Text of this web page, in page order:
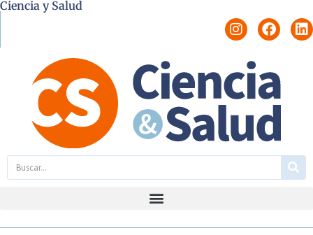
Ciencia y Salud